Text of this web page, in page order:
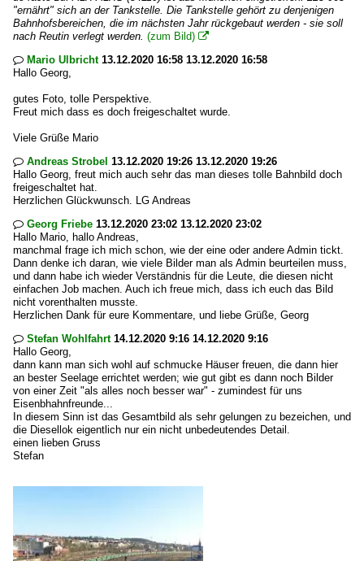
"ernährt" sich an der Tankstelle. Die Tankstelle gehört zu denjenigen
Bahnhofsbereichen, die im nächsten Jahr rückgebaut werden - sie soll
nach Reutin verlegt werden. (zum Bild) 
 Mario Ulbricht13.12.2020 16:58 13.12.2020 16:58
Hallo Georg,
gutes Foto, tolle Perspektive.
Freut mich dass es doch freigeschaltet wurde.
Viele Grüße Mario
 Andreas Strobel 13.12.2020 19:26 13.12.2020 19:26
Hallo Georg, freut mich auch sehr das man dieses tolle Bahnbild doch
freigeschaltet hat.
Herzlichen Glückwunsch. LG Andreas
 Georg Friebe 13.12.2020 23:02 13.12.2020 23:02
Hallo Mario, hallo Andreas,
manchmal frage ich mich schon, wie der eine oder andere Admin tickt.
Dann denke ich daran, wie viele Bilder man als Admin beurteilen muss,
und dann habe ich wieder Verständnis für die Leute, die diesen nicht
einfachen Job machen. Auch ich freue mich, dass ich euch das Bild
nicht vorenthalten musste.
Herzlichen Dank für eure Kommentare, und liebe Grüße, Georg
 Stefan Wohlfahrt14.12.2020 9:16 14.12.2020 9:16
Hallo Georg,
dann kann man sich wohl auf schmucke Häuser freuen, die dann hier
an bester Seelage errichtet werden; wie gut gibt es dann noch Bilder
von einer Zeit "als alles noch besser war" - zumindest für uns
Eisenbhahnfreunde...
In diesem Sinn ist das Gesamtbild als sehr gelungen zu bezeichen, und
die Diesellok eigentlich nur ein nicht unbedeutendes Detail.
einen lieben Gruss
Stefan